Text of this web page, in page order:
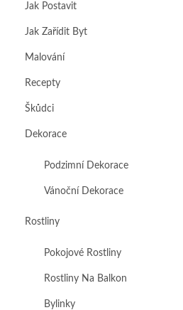
Jak Postavit
Jak Zařídit Byt
Malování
Recepty
Škůdci
Dekorace
Podzimní Dekorace
Vánoční Dekorace
Rostliny
Pokojové Rostliny
Rostliny Na Balkon
Bylinky